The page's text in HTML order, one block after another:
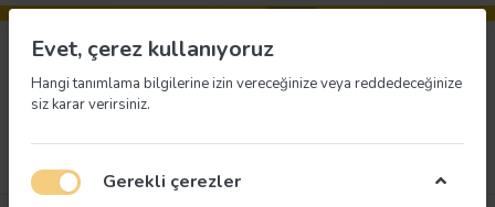
Evet, çerez kullanıyoruz
Hangi tanımlama bilgilerine izin vereceğinize veya reddedeceğinize
siz karar verirsiniz.
Gerekli çerezler